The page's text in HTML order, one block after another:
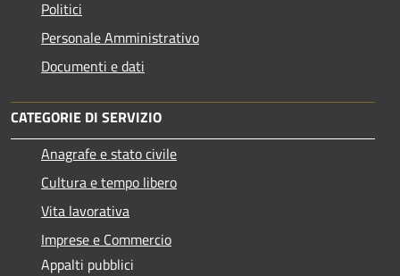
Politici
Personale Amministrativo
Documenti e dati
CATEGORIE DI SERVIZIO
Anagrafe e stato civile
Cultura e tempo libero
Vita lavorativa
Imprese e Commercio
Appalti pubblici